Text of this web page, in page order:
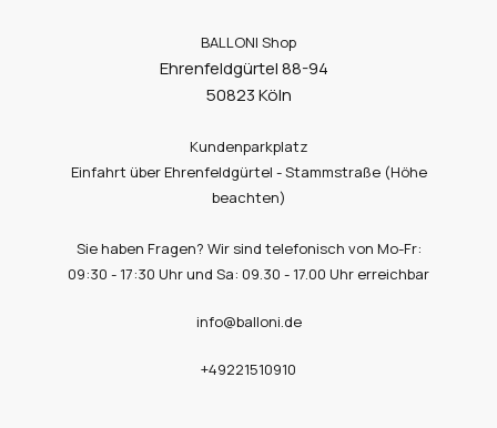
BALLONI Shop
Ehrenfeldgürtel 88-94
50823 Köln
Kundenparkplatz
Einfahrt über Ehrenfeldgürtel - Stammstraße (Höhe
beachten)
Sie haben Fragen? Wir sind telefonisch von Mo-Fr:
09:30 - 17:30 Uhr und Sa: 09.30 - 17.00 Uhr erreichbar
info@balloni.de
+49221510910